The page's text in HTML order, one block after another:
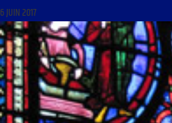
6 JUIN 2017